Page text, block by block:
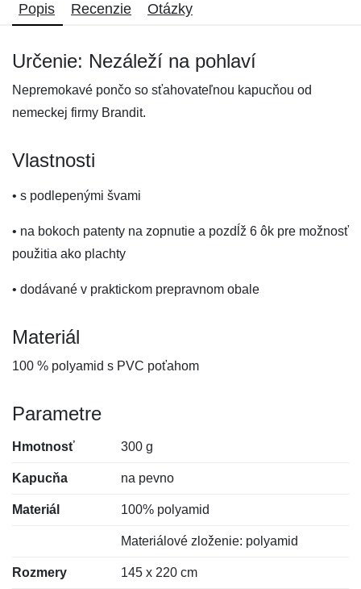
Popis Recenzie Otázky
Určenie: Nezáleží na pohlaví
Nepremokavé pončo so sťahovateľnou kapucňou od
nemeckej firmy Brandit.
Vlastnosti
• s podlepenými švami
• na bokoch patenty na zopnutie a pozdĺž 6 ôk pre možnosť
použitia ako plachty
• dodávané v praktickom prepravnom obale
Materiál
100 % polyamid s PVC poťahom
Parametre
Hmotnosť 300 g
Kapucňa na pevno
Materiál 100% polyamid
Materiálové zloženie: polyamid
Rozmery 145 x 220 cm